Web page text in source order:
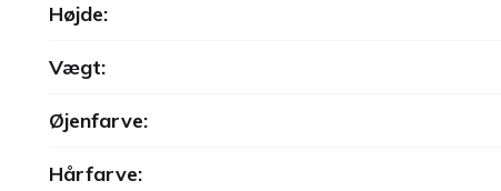
Højde:
Vægt:
Øjenfarve:
Hårfarve: